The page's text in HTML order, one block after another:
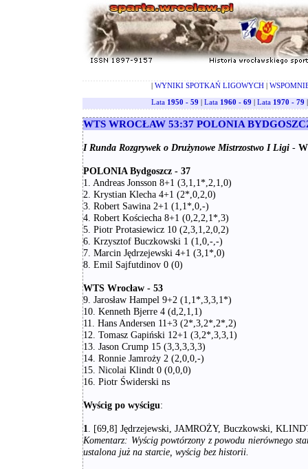
| WYNIKI SPOTKAŃ LIGOWYCH|
Lata 1950 - 59 | Lata 1960 - 69 | Lata 1970 - 79
WTS WROCŁAW 53:37 POLONIA
I Runda Rozgrywek o Drużynowe Mistrzostwo I Ligi -
POLONIA Bydgoszcz - 37
1. Andreas Jonsson 8+1 (3,1,1*,2,1,0)
2. Krystian Klecha 4+1 (2*,0,2,0)
3. Robert Sawina 2+1 (1,1*,0,-)
4. Robert Kościecha 8+1 (0,2,2,1*,3)
5. Piotr Protasiewicz 10 (2,3,1,2,0,2)
6. Krzysztof Buczkowski 1 (1,0,-,-)
7. Marcin Jędrzejewski 4+1 (3,1*,0)
8. Emil Sajfutdinov 0 (0)
WTS Wrocław - 53
9. Jarosław Hampel 9+2 (1,1*,3,3,1*)
10. Kenneth Bjerre 4 (d,2,1,1)
11. Hans Andersen 11+3 (2*,3,2*,2*,2)
12. Tomasz Gapiński 12+1 (3,2*,3,3,1)
13. Jason Crump 15 (3,3,3,3,3)
14. Ronnie Jamroży 2 (2,0,0,-)
15. Nicolai Klindt 0 (0,0,0)
16. Piotr Świderski ns
Wyścig po wyścigu:
1
. [69,8] Jędrzejewski, JAMROŻY, Buczkowski,
Komentarz: Wyścig powtórzony z powodu nierównego
ustalona już na starcie, wyścig bez historii.